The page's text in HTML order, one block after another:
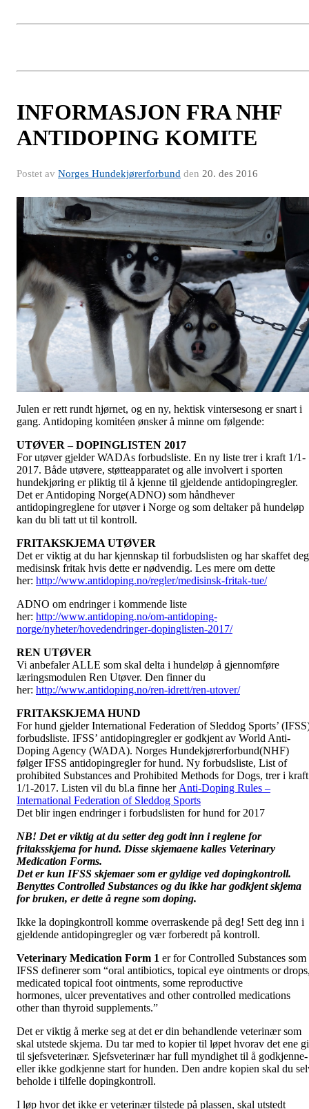
INFORMASJON FRA NHF
ANTIDOPING KOMITE
Postet av Norges Hundekjørerforbund den 20. des 2016
Julen er rett rundt hjørnet, og en ny, hektisk vintersesong er snart i
gang. Antidoping komitéen ønsker å minne om følgende:
UTØVER – DOPINGLISTEN 2017
For utøver gjelder WADAs forbudsliste. En ny liste trer i kraft 1/1-
2017. Både utøvere, støtteapparatet og alle involvert i sporten
hundekjøring er pliktig til å kjenne til gjeldende antidopingregler.
Det er Antidoping Norge(ADNO) som håndhever
antidopingreglene for utøver i Norge og som deltaker på hundeløp
kan du bli tatt ut til kontroll.
FRITAKSKJEMA UTØVER
Det er viktig at du har kjennskap til forbudslisten og har skaffet deg
medisinsk fritak hvis dette er nødvendig. Les mere om dette
her: http://www.antidoping.no/regler/medisinsk-fritak-tue/
ADNO om endringer i kommende liste
her: http://www.antidoping.no/om-antidoping-
norge/nyheter/hovedendringer-dopinglisten-2017/
REN UTØVER
Vi anbefaler ALLE som skal delta i hundeløp å gjennomføre
læringsmodulen Ren Utøver. Den finner du
her: http://www.antidoping.no/ren-idrett/ren-utover/
FRITAKSKJEMA HUND
For hund gjelder International Federation of Sleddog Sports’
forbudsliste. IFSS’ antidopingregler er godkjent av World Anti-
Doping Agency (WADA). Norges Hundekjørerforbund(NHF)
følger IFSS antidopingregler for hund. Ny forbudsliste, List of
prohibited Substances and Prohibited Methods for Dogs, trer i kraft
1/1-2017. Listen vil du bl.a finne her Anti-Doping Rules –
International Federation of Sleddog Sports
Det blir ingen endringer i forbudslisten for hund for 2017
NB! Det er viktig at du setter deg godt inn i reglene for
fritaksskjema for hund. Disse skjemaene kalles Veterinary
Medication Forms.
Det er kun IFSS skjemaer som er gyldige ved dopingkontroll.
Benyttes Controlled Substances og du ikke har godkjent skjema
for bruken, er dette å regne som doping.
Ikke la dopingkontroll komme overraskende på deg! Sett deg inn i
gjeldende antidopingregler og vær forberedt på kontroll.
Veterinary Medication Form 1 er for Controlled Substances som
IFSS definerer som “oral antibiotics, topical eye ointments or
medicated topical foot ointments, some reproductive
hormones, ulcer preventatives and other controlled medications
other than thyroid supplements.”
Det er viktig å merke seg at det er din behandlende veterinær som
skal utstede skjema. Du tar med to kopier til løpet hvorav det ene
til sjefsveterinær. Sjefsveterinær har full myndighet til å godkjenne-
eller ikke godkjenne start for hunden. Den andre kopien skal du
beholde i tilfelle dopingkontroll.
I løp hvor det ikke er veterinær tilstede på plassen, skal utstedt